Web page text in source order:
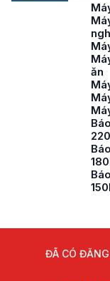
ăn
ĐÃ CÓ